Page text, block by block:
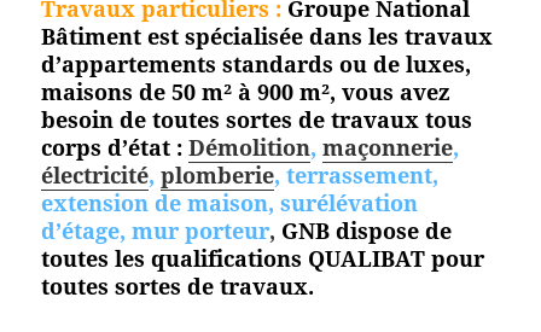
Travaux particuliers : Groupe National
Bâtiment est spécialisée dans les travaux
d’appartements standards ou de luxes,
maisons de 50 m² à 900 m², vous avez
besoin de toutes sortes de travaux tous
corps d’état : Démolition,maçonnerie,
électricité,plomberie, terrassement,
extension de maison, surélévation
d’étage, mur porteur, GNB dispose de
toutes les qualifications QUALIBAT pour
toutessortes de travaux.